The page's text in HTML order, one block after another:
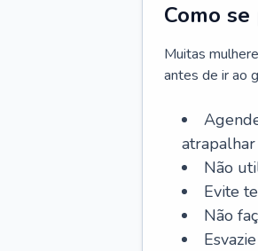
Como
Muitas
antes de ir ao
Não
Evite
Não